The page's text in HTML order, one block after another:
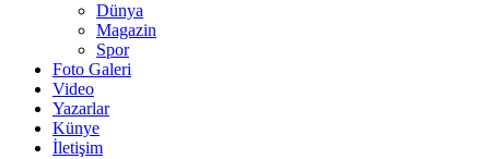
Dünya
Magazin
Spor
Foto Galeri
Video
Yazarlar
Künye
İletişim